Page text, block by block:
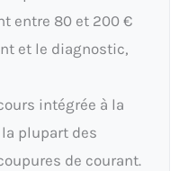
entre 80 et 200 €
et le diagnostic,
intégrée à la
plupart des
de courant.